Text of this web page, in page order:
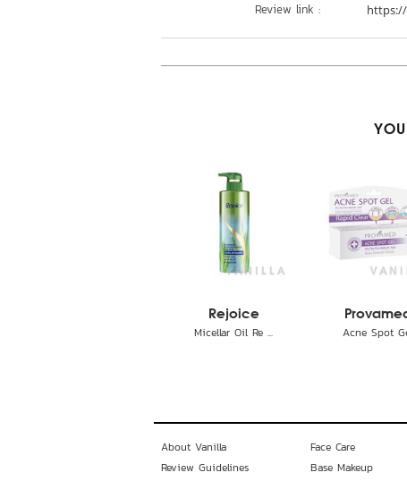
Review link : https://
Rejoice
Micellar Oil Re ... Acne Spot
About Vanilla
Review Guidelines
Face Care
Base Makeup